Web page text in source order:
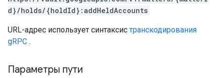
d}/holds/{holdId}:addHeldAccounts
URL-адрес использует синтаксис транскодирования
gRPC .
Параметры пути